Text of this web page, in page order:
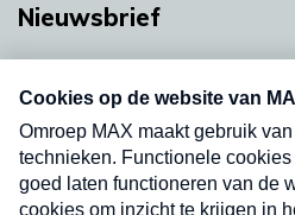
Nieuwsbrief
nieuwsbrief. Elke vrijdag-
uw mailbox.